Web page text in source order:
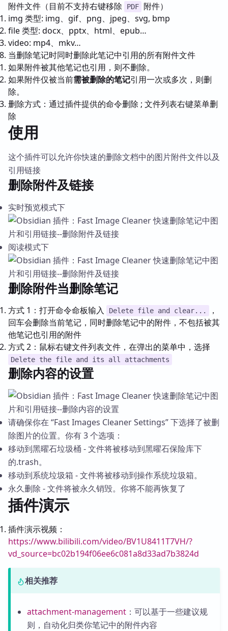
附件文件（目前不支持右键移除
PDF
附件）
img 类型: img、gif、png、jpeg、svg, bmp
file 类型: docx、pptx、html、epub…
video: mp4、mkv…
当删除笔记时同时删除此笔记中引用的所有附件文件
如果附件被其他笔记也引用，则不删除。
如果附件仅被当前需被删除的笔记引用一次或多次，则删
除。
删除方式：通过插件提供的命令删除 ; 文件列表右键菜单删
除
使用
这个插件可以允许你快速的删除文档中的图片附件文件以及
引用链接
删除附件及链接
实时预览模式下
阅读模式下
删除附件当删除笔记
方式 1：打开命令命板输入 Delete file and clear...
，
回车会删除当前笔记，同时删除笔记中的附件，不包括被其
他笔记也引用的附件
方式 2：鼠标右键文件列表文件，在弹出的菜单中，选择
Delete the file and its all attachments
删除内容的设置
请确保你在 “Fast Images Cleaner Settings” 下选择了被删
除图片的位置。你有 3 个选项：
移动到黑曜石垃圾桶 - 文件将被移动到黑曜石保险库下
的.trash。
移动到系统垃圾箱 - 文件将被移动到操作系统垃圾箱。
永久删除 - 文件将被永久销毁。你将不能再恢复了
插件演示
插件演示视频：
https://www.bilibili.com/video/BV1U8411T7VH/?
vd_source=bc02b194f06ee6c081a8d33ad7b3824d
相关推荐
attachment-management：可以基于一些建议规
则，自动化归类你笔记中的附件内容